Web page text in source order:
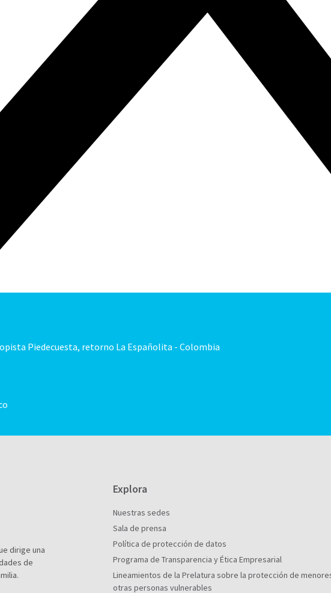
Piedecuesta, retorno La Españolita - Colombia
dirige una
de
Explora
Nuestras sedes
Sala de prensa
Política de protección de datos
Programa de Transparencia y Ética Empresarial
Lineamientos de la Prelatura sobre la protección de
otras personas vulnerables